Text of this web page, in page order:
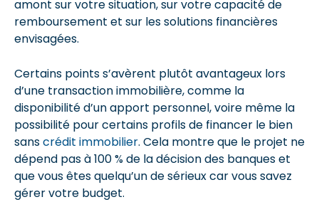
amont sur votre situation, sur votre capacité de
remboursement et sur les solutions financières
envisagées.
Certains points s’avèrent plutôt avantageux lors
d’une transaction immobilière, comme la
disponibilité d’un apport personnel, voire même la
possibilité pour certains profils de financer le bien
sanscrédit immobilier. Cela montre que le projet ne
dépend pas à 100 % de la décision des banques et
que vous êtes quelqu’un de sérieux car vous savez
gérer votre budget.